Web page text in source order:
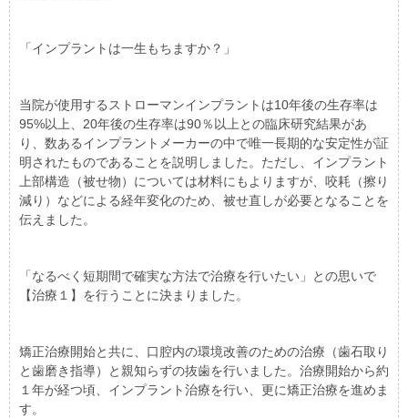
「インプラントは一生もちますか？」
当院が使用するストローマンインプラントは10年後の生存率は
95%以上、20年後の生存率は90％以上との臨床研究結果があ
り、数あるインプラントメーカーの中で唯一長期的な安定性が証
明されたものであることを説明しました。ただし、インプラント
上部構造（被せ物）については材料にもよりますが、咬耗（擦り
減り）などによる経年変化のため、被せ直しが必要となることを
伝えました。
「なるべく短期間で確実な方法で治療を行いたい」との思いで
【治療１】を行うことに決まりました。
矯正治療開始と共に、口腔内の環境改善のための治療（歯石取り
と歯磨き指導）と親知らずの抜歯を行いました。治療開始から約
１年が経つ頃、インプラント治療を行い、更に矯正治療を進めま
す。